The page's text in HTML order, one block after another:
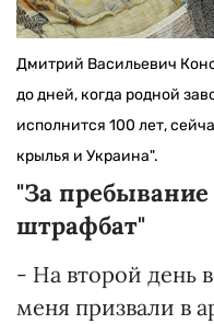
Дмитрий Васильевич
до дней, когда родной
исполнится 100 лет,
крылья и Украина".
"За
штрафбат"
- На второй день
меня призвали в